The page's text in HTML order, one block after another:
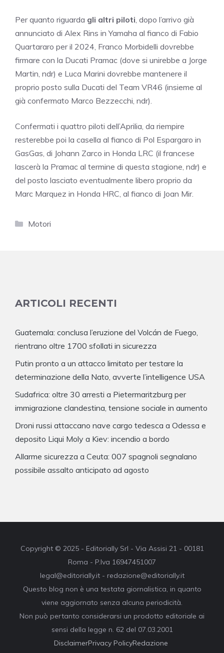
Per quanto riguarda gli altri piloti , dopo l’arrivo già
annunciato di Alex Rins in Yamaha al fianco di Fabio
Quartararo per il 2024, Franco Morbidelli dovrebbe
firmare con la Ducati Pramac (dove si unirebbe a Jorge
Martin, ndr) e Luca Marini dovrebbe mantenere il
proprio posto sulla Ducati del Team VR46 (insieme al
già confermato Marco Bezzecchi, ndr).
Confermati i quattro piloti dell’Aprilia, da riempire
resterebbe poi la casella al fianco di Pol Espargaro in
GasGas, di Johann Zarco in Honda LRC (il francese
lascerà la Pramac al termine di questa stagione, ndr) e
del posto lasciato eventualmente libero proprio da
Marc Marquez in Honda HRC, al fianco di Joan Mir.
Categorie
Motori
ARTICOLI RECENTI
Guatemala: conclusa l’eruzione del Volcán de Fuego,
rientrano oltre 1700 sfollati in sicurezza
Putin pronto a un attacco limitato per testare la
determinazione della Nato, avverte l’intelligence USA
Sudafrica: oltre 30 arresti a Pietermaritzburg per
immigrazione clandestina, tensione sociale in aumento
Droni russi attaccano nave cargo tedesca a Odessa e
deposito Liqui Moly a Kiev: incendio a bordo
Allarme sicurezza a Ceuta: 007 spagnoli segnalano
possibile assalto anticipato ad agosto
Copyright © 2025 - Editorially Srl - Via Assisi 21 - 00181
Roma - P.Iva 16947451007
legal@editorially.it - redazione@editorially.it
Questo blog non è una testata giornalistica, in quanto
viene aggiornato senza alcuna periodicità.
Non può pertanto considerarsi un prodotto editoriale ai
sensi della legge n. 62 del 07.03.2001
DisclaimerPrivacy PolicyRedazione